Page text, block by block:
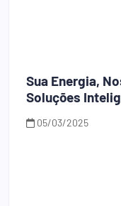
Sua Energia,
Soluções
05/03/2025